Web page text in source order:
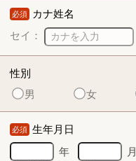
必須 カナ姓名
セイ：
性別
男
女
必須 生年月日
年
月